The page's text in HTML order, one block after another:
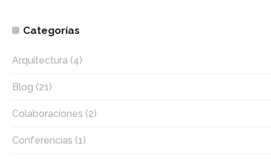
Categorías
Arquitectura (4)
Blog (21)
Colaboraciones (2)
Conferencias (1)